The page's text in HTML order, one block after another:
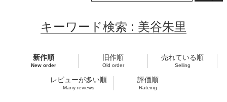
キーワード検索 : 美谷朱里
新作順
New order
旧作順
Old order
売れている順
Selling
レビューが多い順
Many reviews
評価順
Rateing